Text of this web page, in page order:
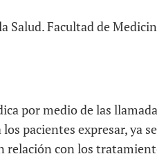
Salud. Facultad de
por medio de las
pacientes expresar, ya
relación con los